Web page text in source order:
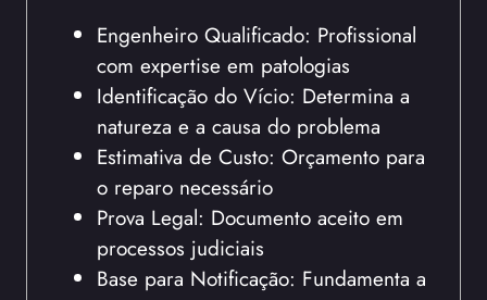
Engenheiro Qualificado: Profissional
com expertise em patologias
Identificação do Vício: Determina a
natureza e a causa do problema
Estimativa de Custo: Orçamento para
o reparo necessário
Prova Legal: Documento aceito em
processos judiciais
Base para Notificação: Fundamenta a